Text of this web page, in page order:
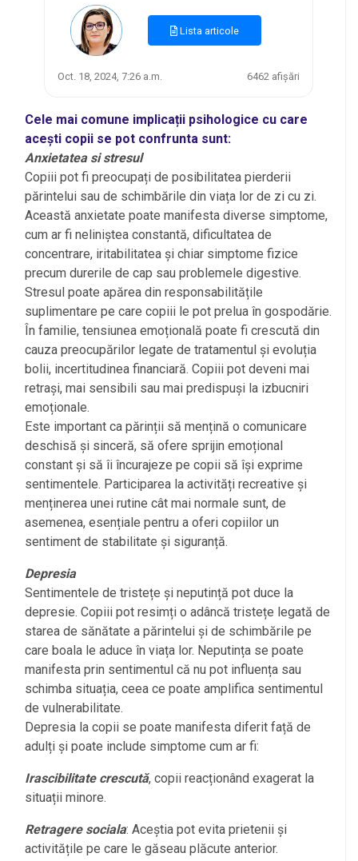
Lista articole
Oct. 18, 2024, 7:26 a.m. 6462 afișări
Cele mai comune implicații psihologice cu care
acești copii se pot confrunta sunt:
Anxietatea si stresul
Copiii pot fi preocupați de posibilitatea pierderii
părintelui sau de schimbările din viața lor de zi cu zi.
Această anxietate poate manifesta diverse simptome,
cum ar fi neliniștea constantă, dificultatea de
concentrare, iritabilitatea și chiar simptome fizice
precum durerile de cap sau problemele digestive.
Stresul poate apărea din responsabilitățile
suplimentare pe care copiii le pot prelua în gospodărie.
În familie, tensiunea emoțională poate fi crescută din
cauza preocupărilor legate de tratamentul și evoluția
bolii, incertitudinea financiară. Copiii pot deveni mai
retrași, mai sensibili sau mai predispuși la izbucniri
emoționale.
Este important ca părinții să mențină o comunicare
deschisă și sinceră, să ofere sprijin emoțional
constant și să îi încurajeze pe copii să își exprime
sentimentele. Participarea la activități recreative și
menținerea unei rutine cât mai normale sunt, de
asemenea, esențiale pentru a oferi copiilor un
sentiment de stabilitate și siguranță.
Depresia
Sentimentele de tristețe și neputință pot duce la
depresie. Copiii pot resimți o adâncă tristețe legată de
starea de sănătate a părintelui și de schimbările pe
care boala le aduce în viața lor. Neputința se poate
manifesta prin sentimentul că nu pot influența sau
schimba situația, ceea ce poate amplifica sentimentul
de vulnerabilitate.
Depresia la copii se poate manifesta diferit față de
adulți și poate include simptome cum ar fi:
Irascibilitate crescută, copii reacționând exagerat la
situații minore.
Retragere sociala: Aceștia pot evita prietenii și
activitățile pe care le găseau plăcute anterior.